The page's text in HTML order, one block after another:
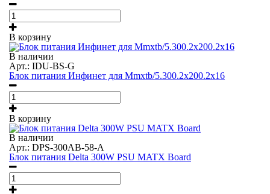
В корзину
В наличии
Арт.: IDU-BS-G
Блок питания Инфинет для Mmxtb/5.300.2x200.2x16
В корзину
В наличии
Арт.: DPS-300AB-58-A
Блок питания Delta 300W PSU MATX Board